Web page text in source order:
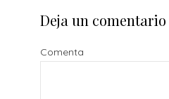
Deja un comentario
Comenta